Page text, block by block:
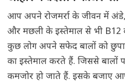
आप अपने रोजमर्रा के जीवन में
और मछली के इस्तेमाल से भी B12
कुछ लोग अपने सफेद बालों को
का इस्तेमाल करते हैं. जिससे बालों
कमजोर हो जाते हैं. इसके बजाए